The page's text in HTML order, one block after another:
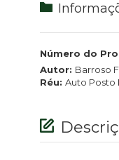
Número do
Autor: Barroso
Réu: Auto Posto